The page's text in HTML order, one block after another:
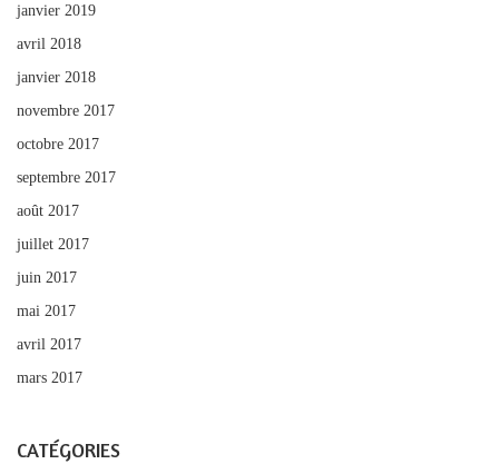
janvier 2019
avril 2018
janvier 2018
novembre 2017
octobre 2017
septembre 2017
août 2017
juillet 2017
juin 2017
mai 2017
avril 2017
mars 2017
CATÉGORIES